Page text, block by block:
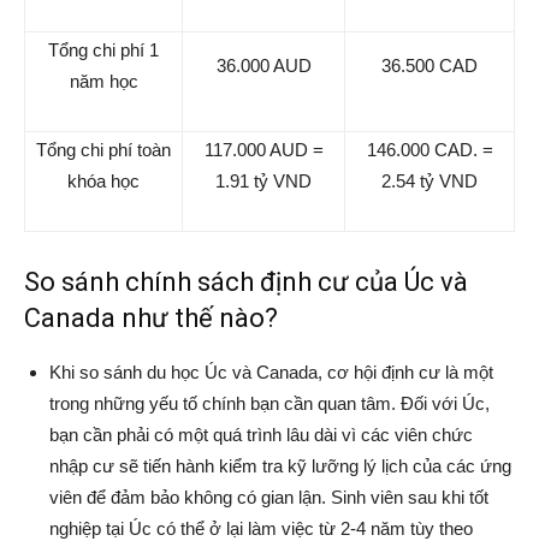
Tổng chi phí 1
năm học
36.000 AUD 36.500 CAD
Tổng chi phí toàn
khóa học
117.000 AUD =
1.91 tỷ VND
146.000 CAD. =
2.54 tỷ VND
So sánh chính sách định cư của Úc và
Canada như thế nào?
Khi so sánh du học Úc và Canada, cơ hội định cư là một
trong những yếu tố chính bạn cần quan tâm. Đối với Úc,
bạn cần phải có một quá trình lâu dài vì các viên chức
nhập cư sẽ tiến hành kiểm tra kỹ lưỡng lý lịch của các ứng
viên để đảm bảo không có gian lận. Sinh viên sau khi tốt
nghiệp tại Úc có thể ở lại làm việc từ 2-4 năm tùy theo